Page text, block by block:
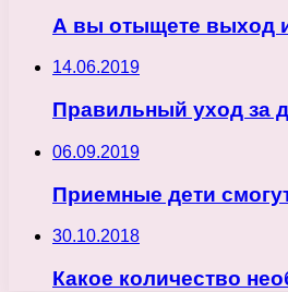
А вы отыщете выход
14.06.2019
Правильный уход за
06.09.2019
Приемные дети
30.10.2018
Какое количество